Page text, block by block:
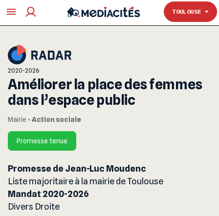
TOULOUSE
TOULOUSE
2020-2026
Améliorer la place des femmes
dans l’espace public
Mairie • Action sociale
Promesse tenue
Promesse de Jean-Luc Moudenc
Liste majoritaire à la mairie de Toulouse
Mandat 2020-2026
Divers Droite